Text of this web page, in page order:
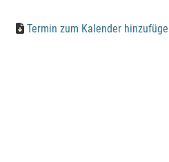
Termin zum Kalender